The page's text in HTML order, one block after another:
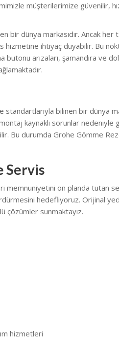
müşterilerimize güvenilir,
bir dünya markasıdır. Ancak
ihtiyaç duyabilir. Bu
butonu arızaları, şamandıra ve
standartlarıyla bilinen bir dünya
kaynaklı sorunlar
Bu durumda Grohe Gömme
Servis
memnuniyetini ön planda tutan
hedefliyoruz. Orijinal
çözümler sunmaktayız.
hizmetleri